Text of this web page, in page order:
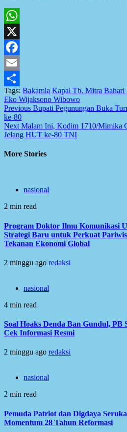
WhatsApp
X
Facebook
Email
Share
Tags: Bakamla Kapal Tb. Mitra Bahari
Eko Wijaksono Wibowo
Post
navigation
Previous Bupati Pegunungan Buka
ke-80
Next Malam Ini, Kodim 1710/Mimika
Jelang HUT ke-80 TNI
More Stories
nasional
2 min read
Program Doktor Ilmu Komunikasi
Strategi Baru untuk Perkuat
Tekanan Ekonomi Global
2 minggu ago redaksi
nasional
4 min read
Soal Hoaks Denda Ban Gundul,
Cek Informasi Resmi
2 minggu ago redaksi
nasional
2 min read
Pemuda Patriot dan Digdaya
Momentum 28 Tahun Reformasi